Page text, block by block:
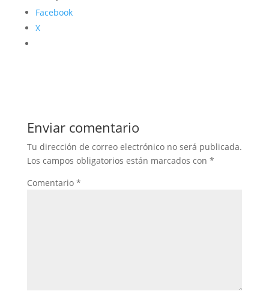
Facebook
X
Enviar comentario
Tu dirección de correo electrónico no será publicada.
Los campos obligatorios están marcados con *
Comentario *